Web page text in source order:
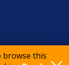
browse this